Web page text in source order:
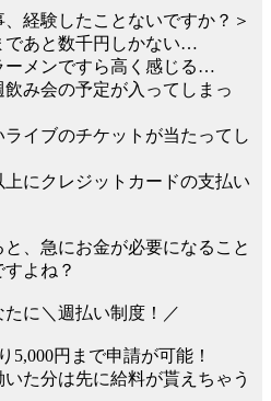
、経験したことないですか？＞
あと数千円しかない…
メンですら高く感じる…
み会の予定が入ってしまっ
イブのチケットが当たってし
にクレジットカードの支払い
、急にお金が必要になること
よね？
たに＼週払い制度！／
5,000円まで申請が可能！
た分は先に給料が貰えちゃう